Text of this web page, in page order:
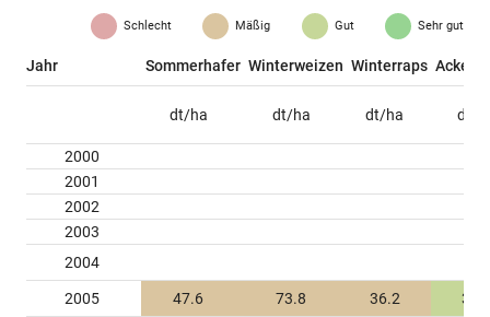
Schlecht Mäßig Gut Sehr gut
Jahr Sommerhafer Winterweizen Winterraps
dt/ha dt/ha dt/ha dt/
2000
2001
2002
2003
2004
2005 47.6 73.8 36.2